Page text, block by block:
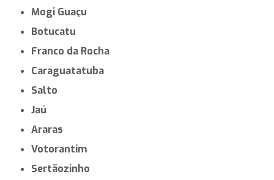
Mogi Guaçu
Botucatu
Franco da Rocha
Caraguatatuba
Salto
Jaú
Araras
Votorantim
Sertãozinho